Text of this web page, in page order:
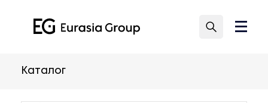
Каталог